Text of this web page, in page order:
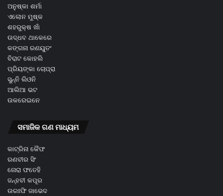
ଅନୁଷ୍କା ଶର୍ମା
ଏଲୋନ ମୁଷ୍କ
ଶହରୁକ୍ଷ ଖାଁ
ଉଦ୍ଧବ ଥାକେରେ
କଙ୍ଗନା ରଣୟୁତଂ
ବିରାଟ କୋହଲି
ପ୍ରିୟଙ୍କା ଚୋପ୍ରା
ସୁନ୍ନି ଲିଓନି
ଆଲିଆ ଭଟ
ଉକରେଇନେ
ସମାଜିକ ଗଣ ମାଧ୍ୟମ
କାଟ୍ରିନା କୈଫ
ରଣବୀର ସିଂ
ନୋରା ଫତେହି
ଜନ୍ହବୀ କପୂର
ଉରଃଫି ଜାଭେଦ